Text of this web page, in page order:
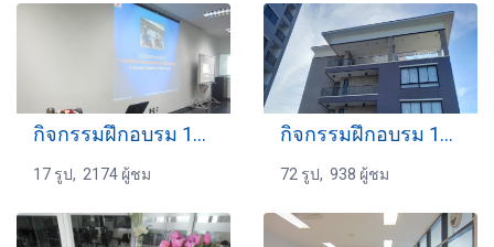
กิจกรรมฝึกอบรม 19-10-2559
17 รูป, 2174 ผู้ชม
กิจกรรมฝึกอบรม 16-8-2567
72 รูป, 938 ผู้ชม